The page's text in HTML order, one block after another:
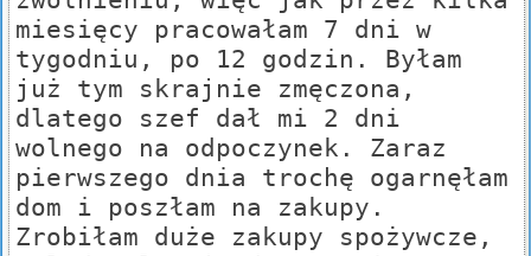
miesięcy pracowałam 7 dni w
tygodniu, po 12 godzin. Byłam
już tym skrajnie zmęczona,
dlatego szef dał mi 2 dni
wolnego na odpoczynek. Zaraz
pierwszego dnia trochę ogarnęłam
dom i poszłam na zakupy.
Zrobiłam duże zakupy spożywcze,